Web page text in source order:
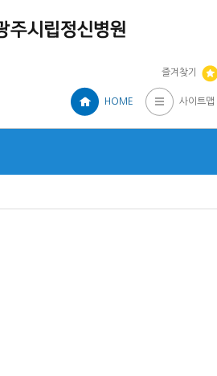
즐겨찾기
HOME 사이트맵